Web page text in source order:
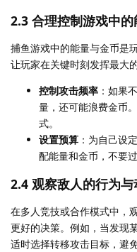
2.3 合理控制游戏中
捕鱼游戏中的能量与金币是
让玩家在关键时刻发挥最大的
控制攻击频率 ：如果
量，还可能浪费金币
式。
设置预算 ：为自己设
配能量和金币，不要
2.4 观察敌人的行为与
在多人竞技或合作模式中，
更好的决策。例如，当发现
适时选择转移攻击目标，避